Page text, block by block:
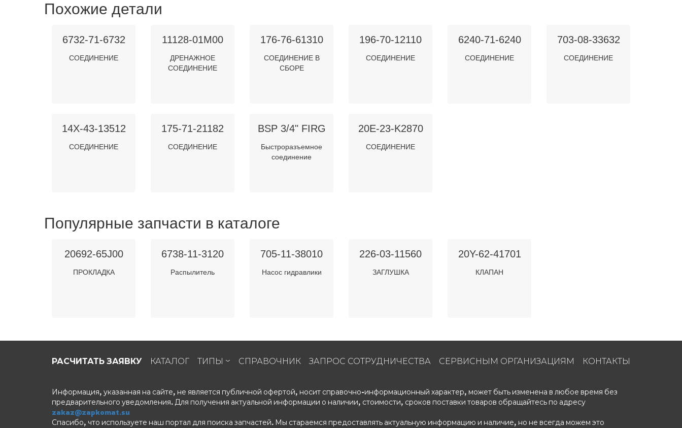
Похожие детали
6732-71-6732
СОЕДИНЕНИЕ
11128-01M00
ДРЕНАЖНОЕ
СОЕДИНЕНИЕ
176-76-61310
СОЕДИНЕНИЕ В
СБОРЕ
196-70-12110
СОЕДИНЕНИЕ
6240-71-6240
СОЕДИНЕНИЕ
703-08-33632
СОЕДИНЕНИЕ
14X-43-13512
СОЕДИНЕНИЕ
175-71-21182
СОЕДИНЕНИЕ
BSP 3/4" FIRG
Быстроразъемное
соединение
20E-23-K2870
СОЕДИНЕНИЕ
Популярные запчасти в каталоге
20692-65J00
ПРОКЛАДКА
6738-11-3120
Распылитель
705-11-38010
Насос гидравлики
226-03-11560
ЗАГЛУШКА
20Y-62-41701
КЛАПАН
РАСЧИТАТЬ ЗАЯВКУ КАТАЛОГ ТИПЫ СПРАВОЧНИК ЗАПРОС СОТРУДНИЧЕСТВА СЕРВИСНЫМ ОРГАНИЗАЦИЯМ КОНТАКТЫ
Информация, указанная на сайте, не является публичной офертой, носит справочно-информационный характер, может быть изменена в любое время без
предварительного уведомления. Для получения актуальной информации о наличии, стоимости, сроков поставки товаров обращайтесь по адресу
zakaz@zapkomat.su
Спасибо, что используете наш портал для поиска запчастей. Мы стараемся предоставлять актуальную информацию и наличие, но не всегда можем это